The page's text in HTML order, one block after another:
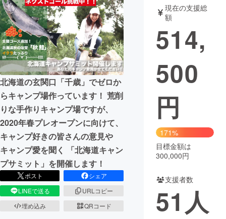
テクノロジー・ガジェット ゲーム・サ
映像・映画 書籍・雑誌
ビジネス・起業
まちづくり・地域活性化
CAMPFIRE for Social Good
CAMPFIRE Creation
CAMPFIREふるさと納税
コミュニティ
北海道の玄関口「千歳」でゼロか
らキャンプ場作っています！ 荒削
りな手作りキャンプ場ですが、
2020年春プレオープンに向けて、
キャンプ好きの皆さんの意見や
キャンプ愛を聞く 「北海道キャン
プサミット」を開催します！
ポスト
シェア
LINEで送る
URLコピー
埋め込み
QRコード
現在の支援総
額
514,
500
円
171%
目標金額は
300,000円
支援者数
51 人